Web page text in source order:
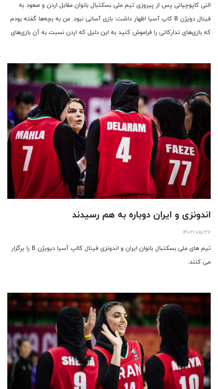
النی کاپوچیانی پس از پیروزی تیم ملی بسکتبال بانوان مقابل اردن و صعود به
فینال دویژن B کاپ آسیا اظهار داشت: بازی آسانی نبود. من به بچه‌ها گفته بودم
که بازی‌های تدارکاتی را فراموش کنید به این دلیل که اردن نسبت به آن بازی‌های
اندونزی و ایران دوباره به هم رسیدند
1402/05/27
تیم های ملی بسکتبال بانوان ایران و اندونزی فینال کااپ آسیا دیویژن B را برگزار
می کنند.